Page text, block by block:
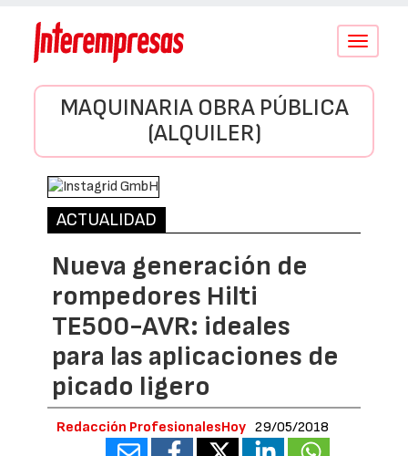
Conmutar
MAQUINARIA OBRA PÚBLICA
(ALQUILER)
ACTUALIDAD
Nueva generación de
rompedores Hilti
TE500-AVR: ideales
para las aplicaciones de
picado ligero
Redacción ProfesionalesHoy 29/05/2018